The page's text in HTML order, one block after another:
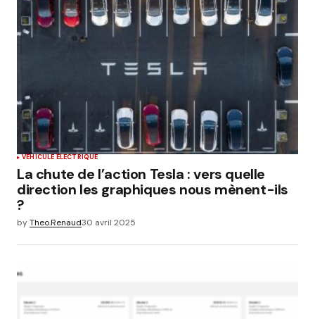
VÉHICULE ÉLECTRIQUE
La chute de l’action Tesla : vers quelle
direction les graphiques nous mènent-ils
?
byTheo.Renaud30 avril 2025